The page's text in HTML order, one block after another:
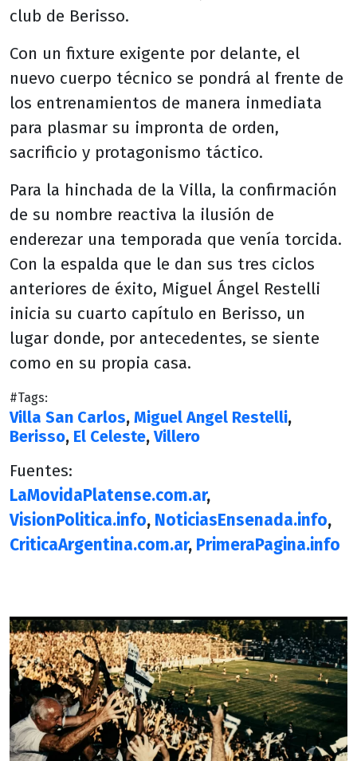
club de Berisso.
Con un fixture exigente por delante, el
nuevo cuerpo técnico se pondrá al frente de
los entrenamientos de manera inmediata
para plasmar su impronta de orden,
sacrificio y protagonismo táctico.
Para la hinchada de la Villa, la confirmación
de su nombre reactiva la ilusión de
enderezar una temporada que venía torcida.
Con la espalda que le dan sus tres ciclos
anteriores de éxito, Miguel Ángel Restelli
inicia su cuarto capítulo en Berisso, un
lugar donde, por antecedentes, se siente
como en su propia casa.
#Tags:
Villa San Carlos, Miguel Angel Restelli,
Berisso, El Celeste,Villero
Fuentes:
LaMovidaPlatense.com.ar,
VisionPolitica.info, NoticiasEnsenada.info,
CriticaArgentina.com.ar, PrimeraPagina.info